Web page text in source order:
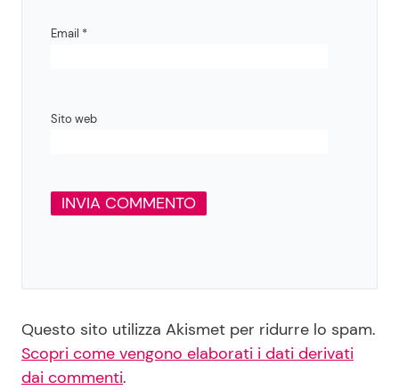
Email *
Sito web
Questo sito utilizza Akismet per ridurre lo spam.
Scopri come vengono elaborati i dati derivati
dai commenti.